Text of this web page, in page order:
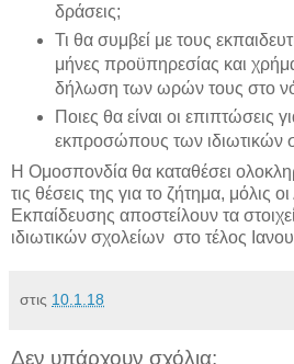
δράσεις;
Τι θα συμβεί με τους
μήνες προϋπηρεσίας και
δήλωση των ωρών τους στο
Ποιες θα είναι οι επιπτώσεις
εκπροσώπους των ιδιωτικών
Η Ομοσπονδία θα καταθέσει
τις θέσεις της για το ζήτημα, μόλις
Εκπαίδευσης αποστείλουν τα
ιδιωτικών σχολείων στο τέλος
στις 10.1.18
Δεν υπάρχουν σχόλια: